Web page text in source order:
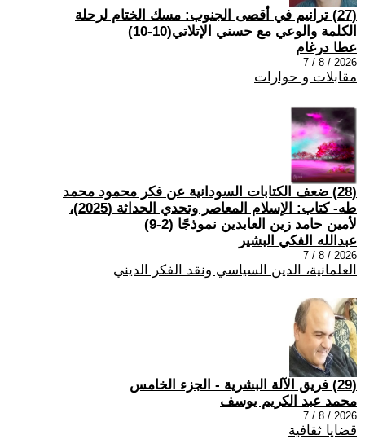
(27) ترانيم في أقصى الجنوب: مسك الختام لرحلة
الكلمة والوعي مع حسني الإتلاتي(10-10)
عطا درغام
2026 / 8 / 7
مقابلات و حوارات
(28) ضعف الكتابات السودانية عن فكر محمود محمد
طه- كتاب: الإسلام المعاصر وتحدي الحداثة (2025)،
لأمين حامد زين العابدين نموذجًا (2-9)
عبدالله الفكي البشير
2026 / 8 / 7
العلمانية، الدين السياسي ونقد الفكر الديني
(29) فريق الآلة البشرية - الجزء الخامس
محمد عبد الكريم يوسف
2026 / 8 / 7
قضايا ثقافية